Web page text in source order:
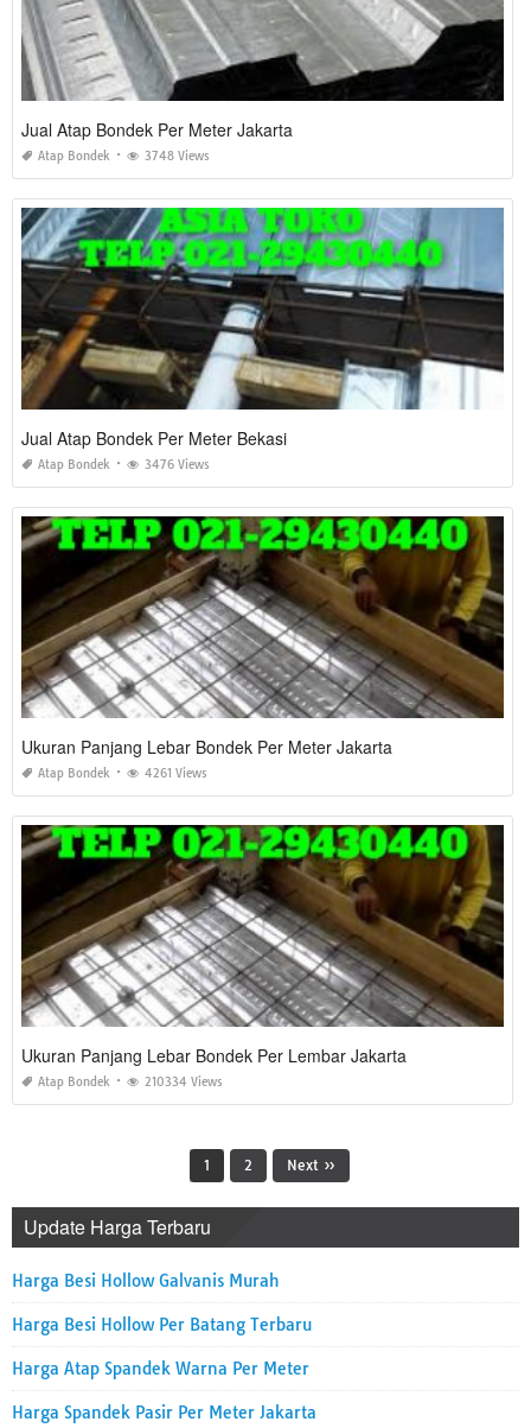
Jual Atap Bondek Per Meter Jakarta
Atap Bondek 3748 Views
Jual Atap Bondek Per Meter Bekasi
Atap Bondek 3476 Views
Ukuran Panjang Lebar Bondek Per Meter Jakarta
Atap Bondek 4261 Views
Ukuran Panjang Lebar Bondek Per Lembar Jakarta
Atap Bondek 210334 Views
1 2 Next »
Update Harga Terbaru
Harga Besi Hollow Galvanis Murah
Harga Besi Hollow Per Batang Terbaru
Harga Atap Spandek Warna Per Meter
Harga Spandek Pasir Per Meter Jakarta